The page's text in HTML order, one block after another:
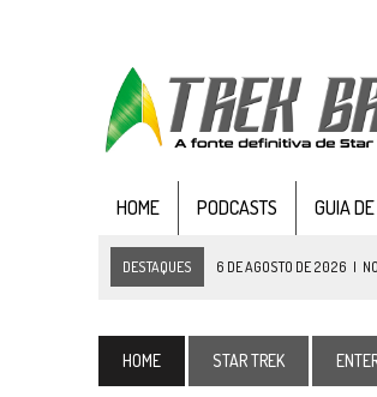
HOME PODCASTS GUIA
DESTAQUES 6 DE AGOSTO DE 2026 |
3 DE AGOSTO DE 2026 | VEJA FOTOS DO
HOME STAR TREK